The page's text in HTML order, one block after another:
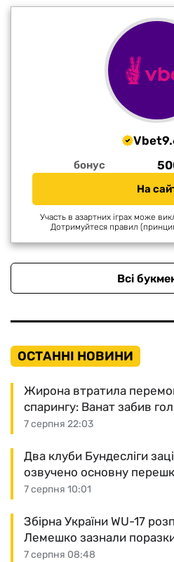
Vbet
бонус
На
Участь в азартних іграх може
Дотримуйтеся правил
Всі
ОСТАННІ НОВИНИ
7 серпня 22:03
Жирона втратила
спарингу: Ванат забив
7 серпня 10:01
Два клуби Бундесліги
озвучено основну
7 серпня 08:48
Збірна України WU-17
Лемешко зазнали